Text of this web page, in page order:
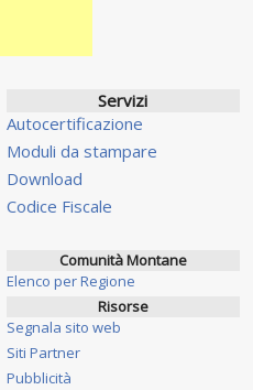
Servizi
Autocertificazione
Moduli da stampare
Download
Codice Fiscale
Comunità Montane
Elenco per Regione
Risorse
Segnala sito web
Siti Partner
Pubblicità